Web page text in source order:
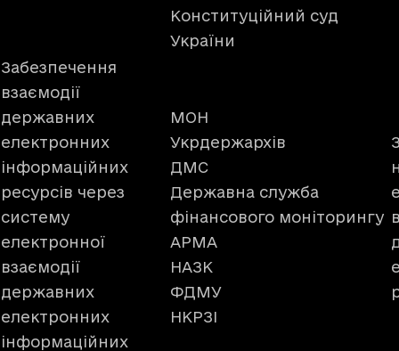
Конституційний суд
України
Забезпечення
взаємодії
державних
електронних
інформаційних
ресурсів через
систему
електронної
взаємодії
державних
електронних
інформаційних
МОН
Укрдержархів
ДМС
Державна служба
фінансового моніторингу
АРМА
НАЗК
ФДМУ
НКРЗІ